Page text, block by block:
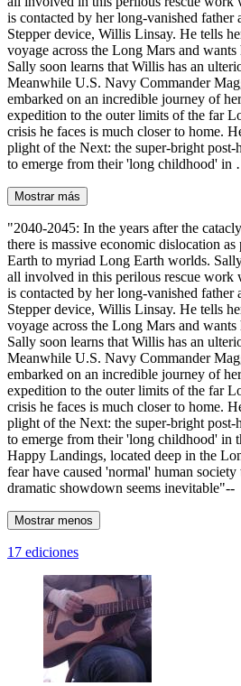
is contacted by her long-vanished
Stepper device, Willis Linsay. He tells
voyage across the Long Mars and
Sally soon learns that Willis has an
Meanwhile U.S. Navy Commander
embarked on an incredible journey of
expedition to the outer limits of the far
crisis he faces is much closer to home.
plight of the Next: the super-bright post-
to emerge from their 'long childhood' in
Mostrar más
"2040-2045: In the years after the
there is massive economic dislocation
Earth to myriad Long Earth worlds.
all involved in this perilous rescue work
is contacted by her long-vanished
Stepper device, Willis Linsay. He tells
voyage across the Long Mars and
Sally soon learns that Willis has an
Meanwhile U.S. Navy Commander
embarked on an incredible journey of
expedition to the outer limits of the far
crisis he faces is much closer to home.
plight of the Next: the super-bright post-
to emerge from their 'long childhood' in
Happy Landings, located deep in the
fear have caused 'normal' human
dramatic showdown seems inevitable"--
Mostrar menos
17 ediciones